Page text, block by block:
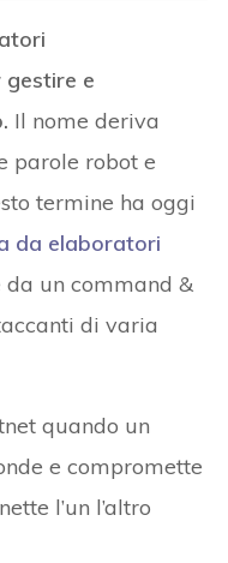
e
Il nome deriva
parole robot e
termine ha oggi
da elaboratori
un command &
di varia
quando un
e compromette
l’un l’altro